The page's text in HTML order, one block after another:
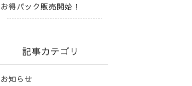
お得パック販売開始！
記事カテゴリ
お知らせ